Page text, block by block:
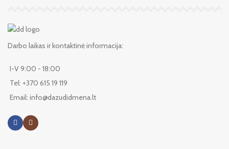
Darbo laikas ir kontaktinė informacija:
I-V 9:00 - 18:00
Tel: +370 615 19 119
Email: info@dazudidmena.lt